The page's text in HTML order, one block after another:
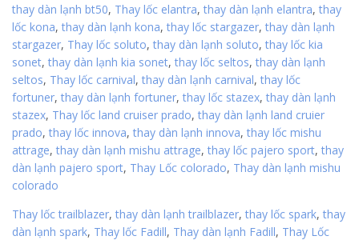
thay dàn lạnh bt50, Thay lốc elantra, thay dàn lạnh elantra, thay
lốc kona, thay dàn lạnh kona, thay lốc stargazer, thay dàn lạnh
stargazer, Thay lốc soluto, thay dàn lạnh soluto, thay lốc kia
sonet, thay dàn lạnh kia sonet, thay lốc seltos, thay dàn lạnh
seltos, Thay lốc carnival, thay dàn lạnh carnival, thay lốc
fortuner, thay dàn lạnh fortuner, thay lốc stazex, thay dàn lạnh
stazex, Thay lốc land cruiser prado, thay dàn lạnh land cruier
prado, thay lốc innova, thay dàn lạnh innova, thay lốc mishu
attrage, thay dàn lạnh mishu attrage, thay lốc pajero sport, thay
dàn lạnh pajero sport, Thay Lốc colorado, Thay dàn lạnh mishu
colorado
Thay lốc trailblazer, thay dàn lạnh trailblazer, thay lốc spark, thay
dàn lạnh spark, Thay lốc Fadill, Thay dàn lạnh Fadill, Thay Lốc